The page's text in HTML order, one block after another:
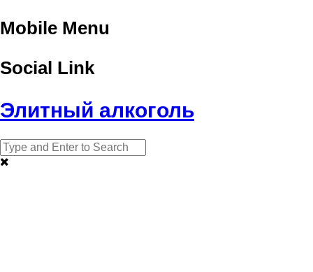
Mobile Menu
Social Link
Элитный алкоголь